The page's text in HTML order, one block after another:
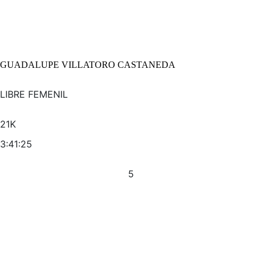
GUADALUPE VILLATORO CASTANEDA
LIBRE FEMENIL
21K
3:41:25
5